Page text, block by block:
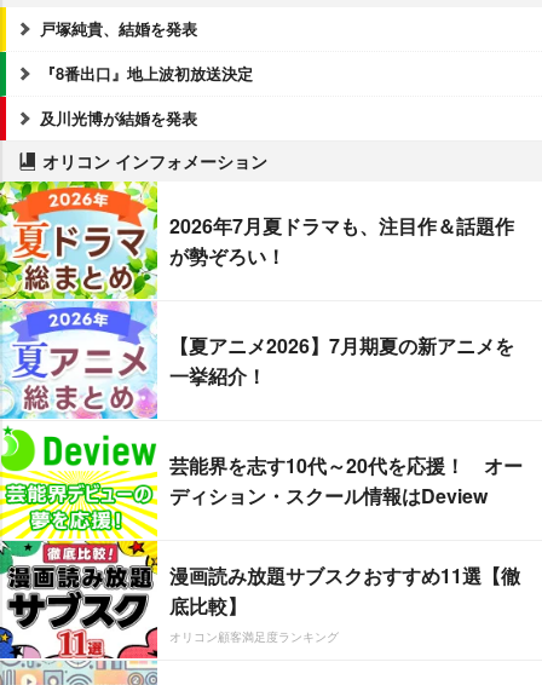
戸塚純貴、結婚を発表
『8番出口』地上波初放送決定
及川光博が結婚を発表
オリコン インフォメーション
2026年7月夏ドラマも、注目作＆話題作
が勢ぞろい！
【夏アニメ2026】7月期夏の新アニメを
一挙紹介！
芸能界を志す10代～20代を応援！ オー
ディション・スクール情報はDeview
漫画読み放題サブスクおすすめ11選【徹
底比較】
オリコン顧客満足度ランキング